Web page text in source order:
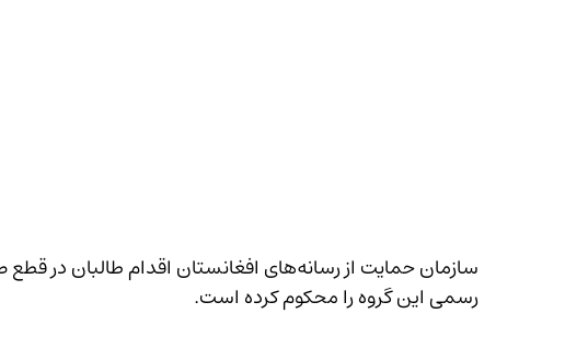
سازمان حمایت از رسانه‌های افغانستان اقدام
رسمی این گروه را محکوم کرده است.